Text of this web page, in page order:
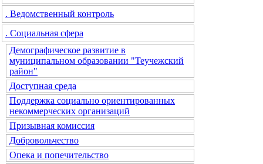
. Ведомственный контроль
. Социальная сфера
Демографическое развитие в
муниципальном образовании "Теучежский
район"
Доступная среда
Поддержка социально ориентированных
некоммерческих организаций
Призывная комиссия
Добровольчество
Опека и попечительство